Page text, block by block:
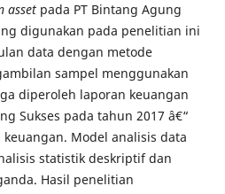
asset pada PT Bintang Agung
digunakan pada penelitian ini
data dengan metode
sampel menggunakan
diperoleh laporan keuangan
Sukses pada tahun 2017 â€“
Model analisis data
statistik deskriptif dan
Hasil penelitian